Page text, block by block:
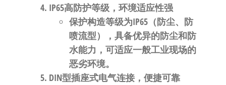
IP65高防护等级，环境适应性强
保护构造等级为IP65（防尘、防
喷流型），具备优异的防尘和防
水能力，可适应一般工业现场的
恶劣环境。
DIN型插座式电气连接，便捷可靠